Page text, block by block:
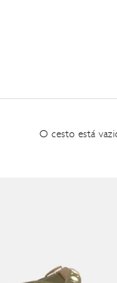
O cesto está